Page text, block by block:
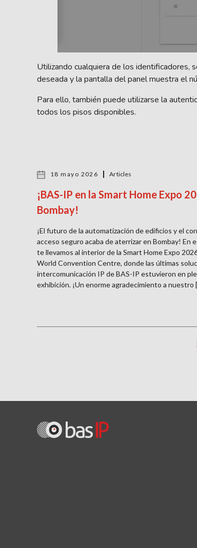
Utilizando cualquiera de los identificadores,
deseada y la pantalla del panel muestra el
Para ello, también puede utilizarse la
todos los pisos disponibles.
18 mayo 2026 Articles
¡BAS-IP en la Smart Home Expo
Bombay!
¡El futuro de la automatización de edificios y el
acceso seguro acaba de aterrizar en Bombay! En
te llevamos al interior de la Smart Home Expo
World Convention Centre, donde las últimas
intercomunicación IP de BAS-IP estuvieron en
exhibición. ¡Un enorme agradecimiento a nuestro